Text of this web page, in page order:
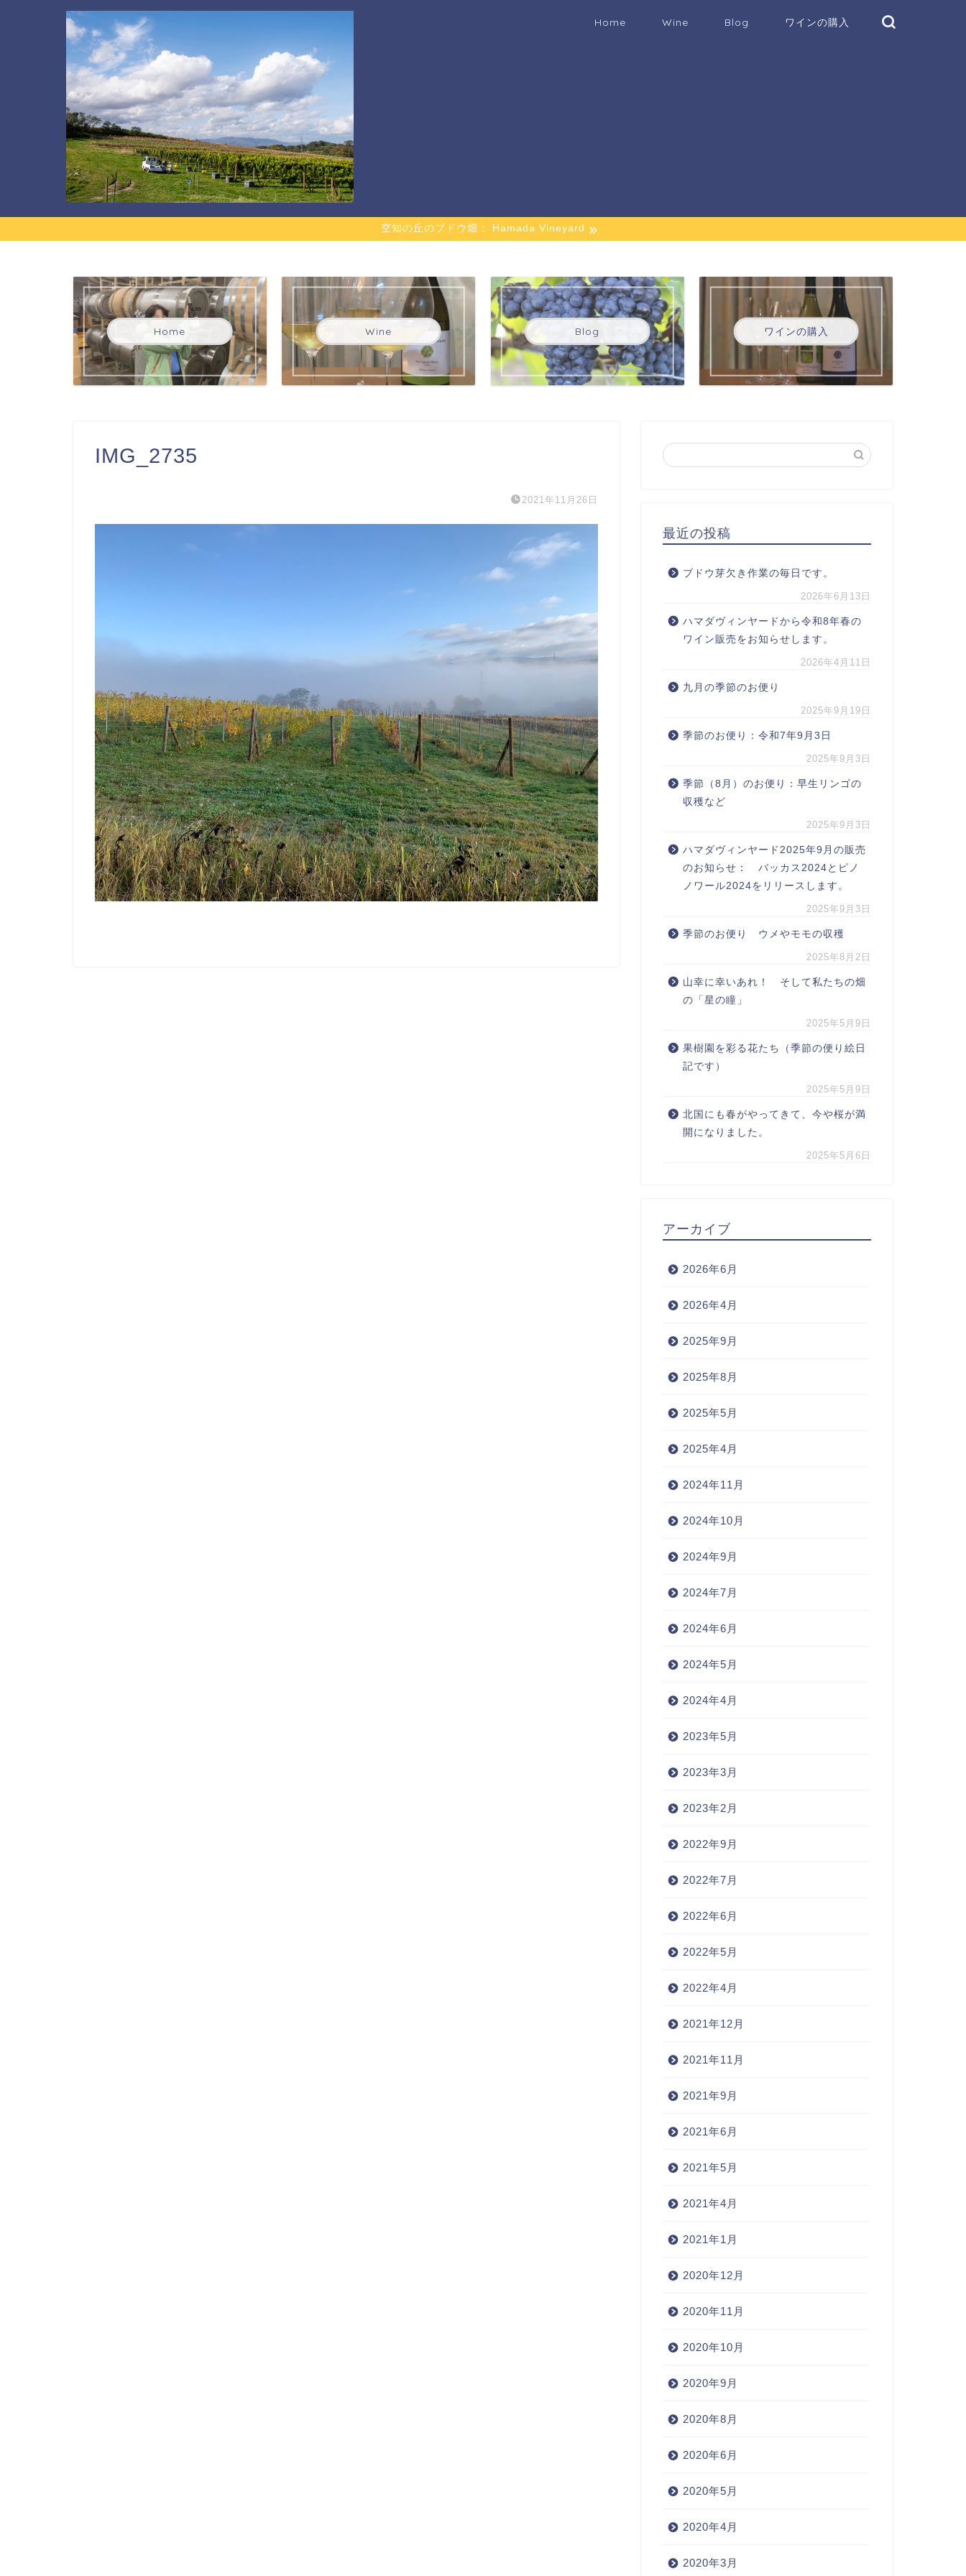
Home Wine Blog ワインの購入
空知の丘のブドウ畑： Hamada Vineyard
Home Wine Blog ワインの購入
IMG_2735
2021年11月26日
最近の投稿
ブドウ芽欠き作業の毎日です。
2026年6月13日
ハマダヴィンヤードから令和8年春の
ワイン販売をお知らせします。
2026年4月11日
九月の季節のお便り
2025年9月19日
季節のお便り：令和7年9月3日
2025年9月3日
季節（8月）のお便り：早生リンゴの
収穫など
2025年9月3日
ハマダヴィンヤード2025年9月の販売
のお知らせ： バッカス2024とピノ
ノワール2024をリリースします。
2025年9月3日
季節のお便り ウメやモモの収穫
2025年8月2日
山幸に幸いあれ！ そして私たちの畑
の「星の瞳」
2025年5月9日
果樹園を彩る花たち（季節の便り絵日
記です）
2025年5月9日
北国にも春がやってきて、今や桜が満
開になりました。
2025年5月6日
アーカイブ
2026年6月
2026年4月
2025年9月
2025年8月
2025年5月
2025年4月
2024年11月
2024年10月
2024年9月
2024年7月
2024年6月
2024年5月
2024年4月
2023年5月
2023年3月
2023年2月
2022年9月
2022年7月
2022年6月
2022年5月
2022年4月
2021年12月
2021年11月
2021年9月
2021年6月
2021年5月
2021年4月
2021年1月
2020年12月
2020年11月
2020年10月
2020年9月
2020年8月
2020年6月
2020年5月
2020年4月
2020年3月